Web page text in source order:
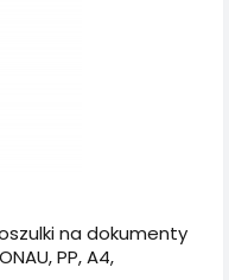
na dokumenty
PP, A4,